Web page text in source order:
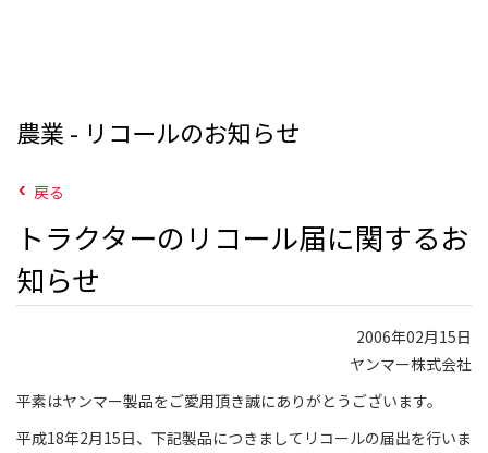
農業 - リコールのお知らせ
戻る
トラクターのリコール届に関するお
知らせ
2006年02月15日
ヤンマー株式会社
平素はヤンマー製品をご愛用頂き誠にありがとうございます。
平成18年2月15日、下記製品につきましてリコールの届出を行いま